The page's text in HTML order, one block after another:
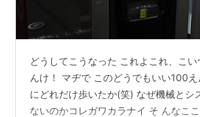
どうしてこうなった これよこれ、こ
んけ！ マヂで このどうでもいい100
にどれだけ歩いたか(笑) なぜ機械とシ
ないのかコレガワカラナイ そ んなこ